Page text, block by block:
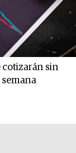
cotizarán sin